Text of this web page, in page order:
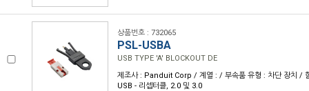
상품번호 : 732065
PSL-USBA
USB TYPE 'A' BLOCKOUT DE
제조사 : Panduit Corp / 계열 : / 부속품 유형 : 차단 장치 /
USB - 리셉터클, 2.0 및 3.0